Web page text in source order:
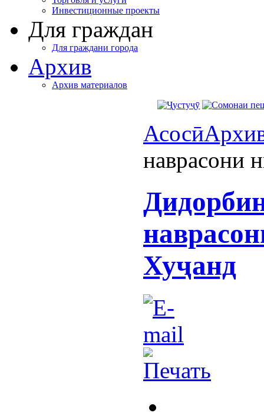
Инвестиционные проекты
Для граждан
Для граждани города
Архив
Архив материалов
Асосӣ
наврасони
Хуҷанд